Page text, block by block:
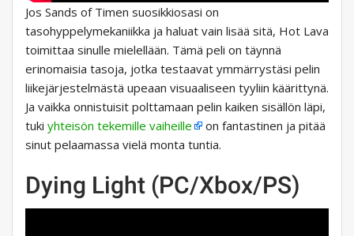
Jos Sands of Timen suosikkiosasi on
tasohyppelymekaniikka ja haluat vain lisää sitä, Hot Lava
toimittaa sinulle mielellään. Tämä peli on täynnä
erinomaisia ​​tasoja, jotka testaavat ymmärrystäsi pelin
liikejärjestelmästä upeaan visuaaliseen tyyliin käärittynä.
Ja vaikka onnistuisit polttamaan pelin kaiken sisällön läpi,
tuki yhteisön tekemille vaiheille
on fantastinen ja pitää
sinut pelaamassa vielä monta tuntia.
Dying Light (PC/Xbox/PS)